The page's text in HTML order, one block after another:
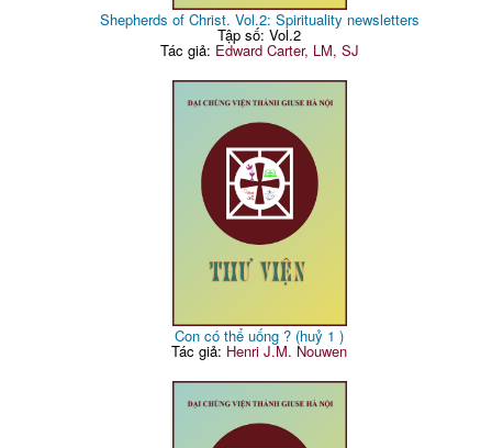
Shepherds of Christ. Vol.2: Spirituality newsletters
Tập số: Vol.2
Tác giả: Edward Carter, LM, SJ
Con có thể uống ? (huỷ 1 )
Tác giả: Henri J.M. Nouwen